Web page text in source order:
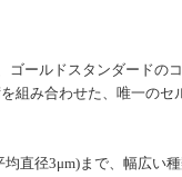
ゴールドスタンダードの
組み合わせた、唯一のセ
直径3μm)まで、幅広い